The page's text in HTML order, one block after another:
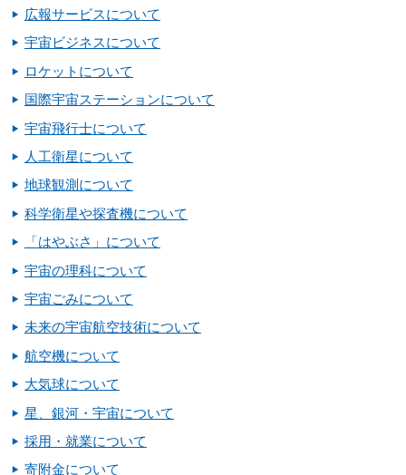
広報サービスについて
宇宙ビジネスについて
ロケットについて
国際宇宙ステーションについて
宇宙飛行士について
人工衛星について
地球観測について
科学衛星や探査機について
「はやぶさ」について
宇宙の理科について
宇宙ごみについて
未来の宇宙航空技術について
航空機について
大気球について
星、銀河・宇宙について
採用・就業について
寄附金について